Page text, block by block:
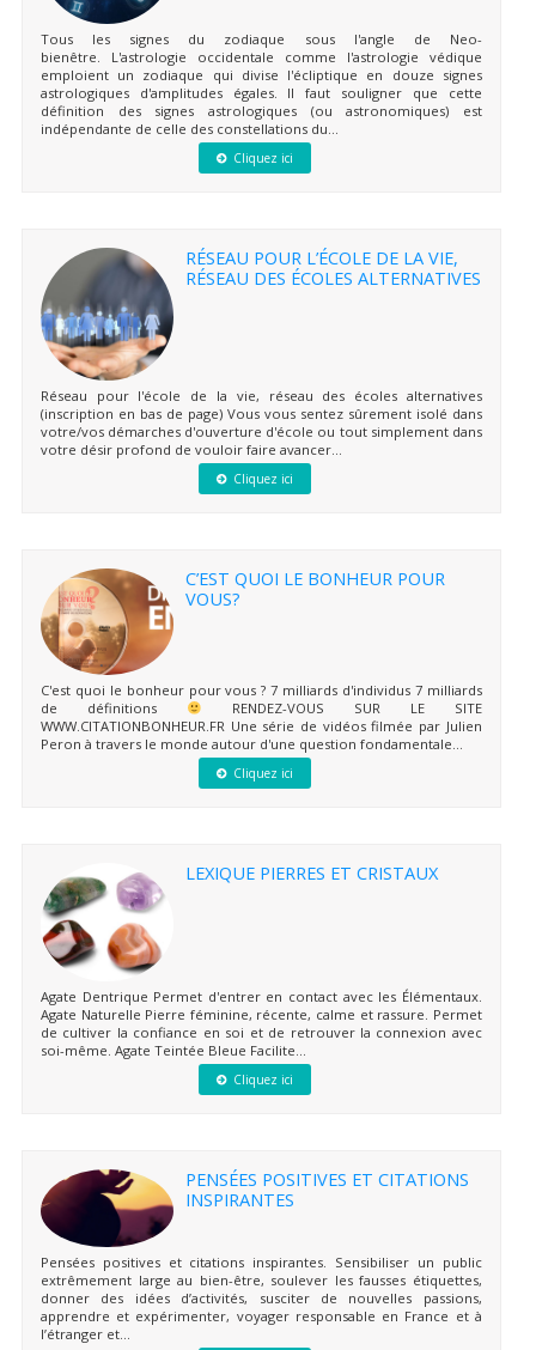
Tous les signes du zodiaque sous l'angle de Neo-
bienêtre. L'astrologie occidentale comme l'astrologie védique
emploient un zodiaque qui divise l'écliptique en douze signes
astrologiques d'amplitudes égales. Il faut souligner que cette
définition des signes astrologiques (ou astronomiques) est
indépendante de celle des constellations du...
Cliquez ici
RÉSEAU POUR L’ÉCOLE DE LA VIE,
RÉSEAU DES ÉCOLES ALTERNATIVES
Réseau pour l'école de la vie, réseau des écoles alternatives
(inscription en bas de page) Vous vous sentez sûrement isolé dans
votre/vos démarches d'ouverture d'école ou tout simplement dans
votre désir profond de vouloir faire avancer...
Cliquez ici
C’EST QUOI LE BONHEUR POUR
VOUS?
C'est quoi le bonheur pour vous ? 7 milliards d'individus 7 milliards
de définitions
RENDEZ-VOUS SUR LE SITE
WWW.CITATIONBONHEUR.FR Une série de vidéos filmée par Julien
Peron à travers le monde autour d'une question fondamentale...
Cliquez ici
LEXIQUE PIERRES ET CRISTAUX
Agate Dentrique Permet d'entrer en contact avec les Élémentaux.
Agate Naturelle Pierre féminine, récente, calme et rassure. Permet
de cultiver la confiance en soi et de retrouver la connexion avec
soi-même. Agate Teintée Bleue Facilite...
Cliquez ici
PENSÉES POSITIVES ET CITATIONS
INSPIRANTES
Pensées positives et citations inspirantes. Sensibiliser un public
extrêmement large au bien-être, soulever les fausses étiquettes,
donner des idées d’activités, susciter de nouvelles passions,
apprendre et expérimenter, voyager responsable en France et à
l’étranger et...